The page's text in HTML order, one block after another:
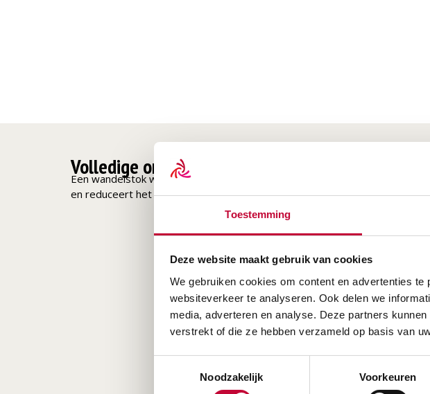
Toestemming
Deze website maakt gebruik van cookies
We gebruiken cookies om content en advertenties
websiteverkeer te analyseren. Ook delen we
media, adverteren en analyse. Deze partners
verstrekt of die ze hebben verzameld op basis van
Noodzakelijk
Voorkeuren
Volledige omschrijving
Een wandelstok wordt gebruikt als een loophulpmiddel voor een beter
en reduceert het gewicht op uw onderbenen tijdens het lopen.